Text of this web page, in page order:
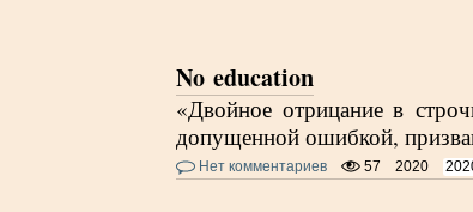
No education
«Двойное отрицание в
допущенной ошибкой,
Нет комментариев 57 2020